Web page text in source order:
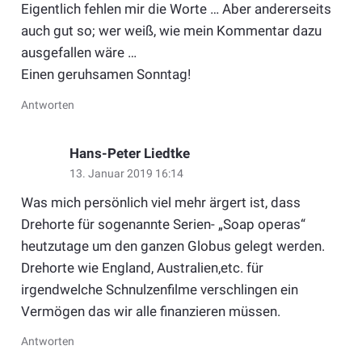
Eigentlich fehlen mir die Worte … Aber andererseits
auch gut so; wer weiß, wie mein Kommentar dazu
ausgefallen wäre …
Einen geruhsamen Sonntag!
Antworten
Hans-Peter Liedtke
13. Januar 2019 16:14
Was mich persönlich viel mehr ärgert ist, dass
Drehorte für sogenannte Serien- „Soap operas“
heutzutage um den ganzen Globus gelegt werden.
Drehorte wie England, Australien,etc. für
irgendwelche Schnulzenfilme verschlingen ein
Vermögen das wir alle finanzieren müssen.
Antworten